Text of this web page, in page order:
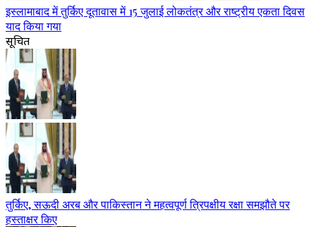
इस्लामाबाद में तुर्किए दूतावास में 15 जुलाई लोकतंत्र और राष्ट्रीय एकता दिवस
याद किया गया
सूचित
तुर्किए, सऊदी अरब और पाकिस्तान ने महत्वपूर्ण त्रिपक्षीय रक्षा समझौते पर
हस्ताक्षर किए